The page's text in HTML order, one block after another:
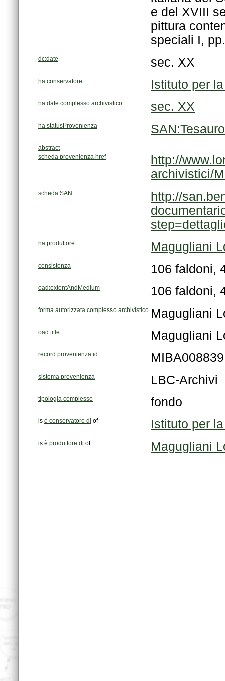
speciali I,
dc:date sec. XX
ha conservatore Istituto per
ha date complesso archivistico sec. XX
ha statusProvenienza
abstract
scheda provenienza href
archivistici/
scheda SAN
ha produttore Magugliani
consistenza 106 faldoni,
oad:extentAndMedium 106 faldoni,
forma autorizzata complesso archivistico Magugliani
oad:title Magugliani
record provenienza id MIBA008839
sistema provenienza LBC-Archivi
tipologia complesso fondo
is è conservatore di of Istituto per
is è produttore di of Magugliani